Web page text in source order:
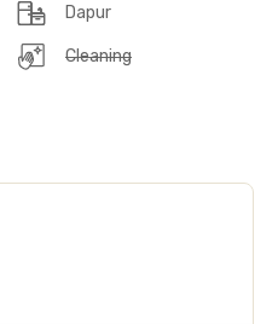
Dapur
Cleaning